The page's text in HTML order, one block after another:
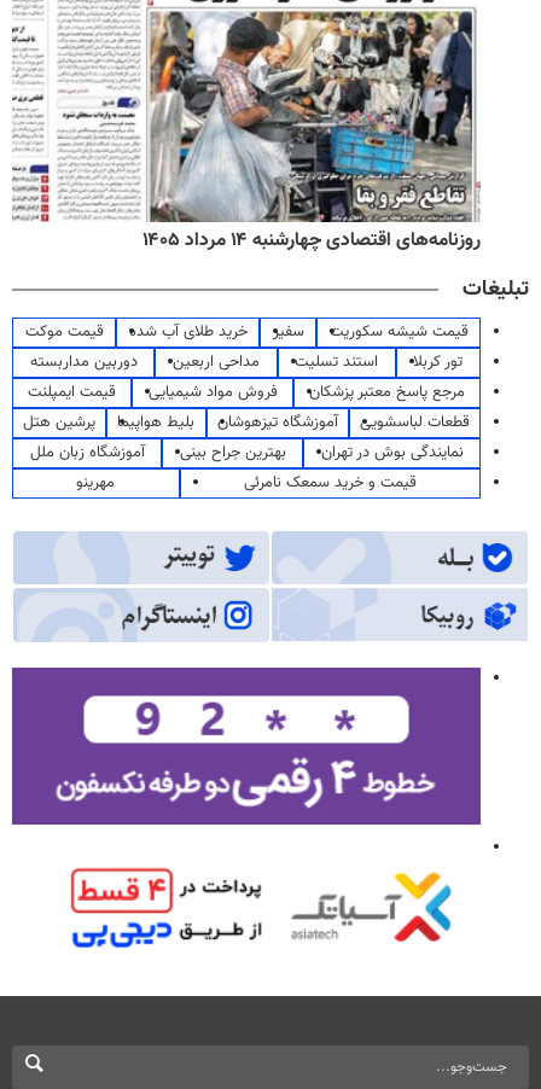
روزنامه‌های اقتصادی چهارشنبه ۱۴ مرداد ۱۴۰۵
تبلیغات
قیمت شیشه سکوریت سفیر خرید طلای آب شده
قیمت موکت
تور کربلا
استند تسلیت مداحی اربعین
دوربین مداربسته
مرجع پاسخ معتبر پزشکان
فروش مواد شیمیایی
قیمت ایمپلنت
قطعات لباسشویی
آموزشگاه تیزهوشان بلیط هواپیما
پرشین هتل
نمایندگی بوش در تهران
بهترین جراح بینی
آموزشگاه زبان ملل
قیمت و خرید سمعک نامرئی
مهرینو